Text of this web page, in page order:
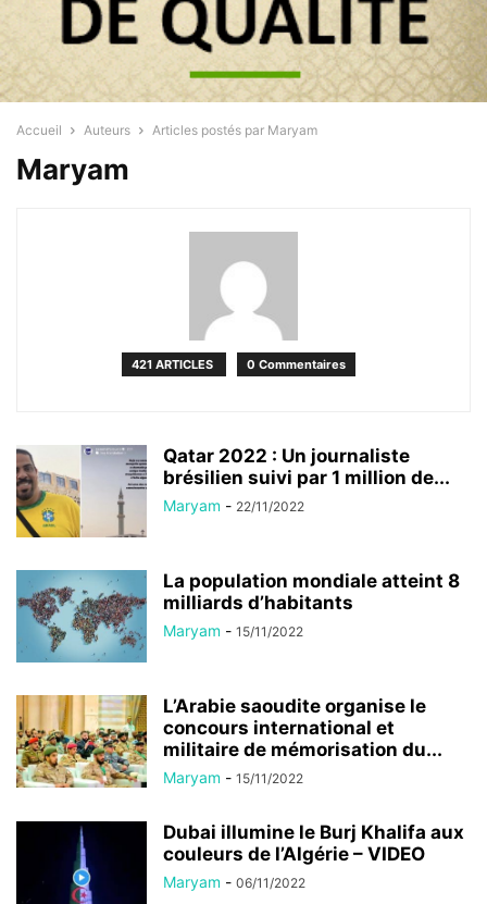
Accueil Auteurs Articles postés par Maryam
Maryam
421 ARTICLES 0 Commentaires
Qatar 2022 : Un journaliste
brésilien suivi par 1 million de...
Maryam - 22/11/2022
La population mondiale atteint 8
milliards d’habitants
Maryam - 15/11/2022
L’Arabie saoudite organise le
concours international et
militaire de mémorisation du...
Maryam - 15/11/2022
Dubai illumine le Burj Khalifa aux
couleurs de l’Algérie – VIDEO
Maryam - 06/11/2022